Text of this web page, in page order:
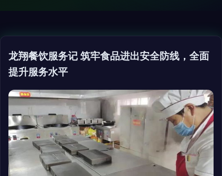
龙翔餐饮服务记 筑牢食品进出安全防线，全面
提升服务水平